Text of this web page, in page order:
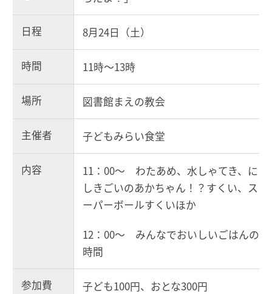
日程 8月24日（土）
時間 11時～13時
場所 図書館まえの教会
主催者 子どもみらい食堂
内容
11：00～ わたあめ、水しゃてき、に
しきごいのあかちゃん！？すくい、ス
ーパーボールすくいほか
12：00～ みんなでおいしいごはんの
時間
参加費 子ども100円、おとな300円